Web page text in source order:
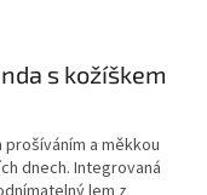
s kožíškem
a měkkou
dnech. Integrovaná